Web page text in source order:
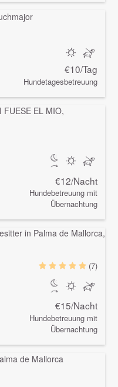
€10/Tag
Hundetagesbetreuung
€12/Nacht
Hundebetreuung mit
Übernachtung
(7)
€15/Nacht
Hundebetreuung mit
Übernachtung